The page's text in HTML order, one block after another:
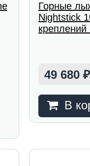
Горные
Nightstick
креплений
49 680₽
В